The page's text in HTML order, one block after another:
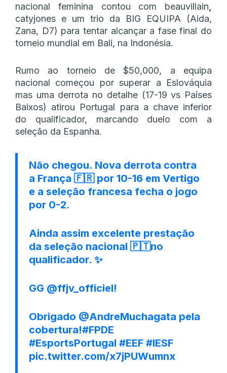
nacional feminina contou com beauvillain
catyjones e um trio da BIG EQUIPA (Aida,
Zana, D7) para tentar alcançar a fase final do
torneio mundial em Bali, na Indonésia.
Rumo ao torneio de $50,000, a equipa
nacional começou por superar a Eslováquia
mas uma derrota no detalhe (17-19 vs Países
Baixos) atirou Portugal para a chave inferior
do qualificador, marcando duelo com a
seleção da Espanha.
Não chegou. Nova derrota contra
a França 🇫🇷 por 10-16 em Vertigo
e a seleção francesa fecha o jogo
por 0-2.
Ainda assim excelente prestação
da seleção nacional 🇵🇹no
qualificador. ✨
GG @ffjv_officiel!
Obrigado @AndreMuchagata pela
cobertura!#FPDE
#EsportsPortugal #EEF #IESF
pic.twitter.com/x7jPUWumnx